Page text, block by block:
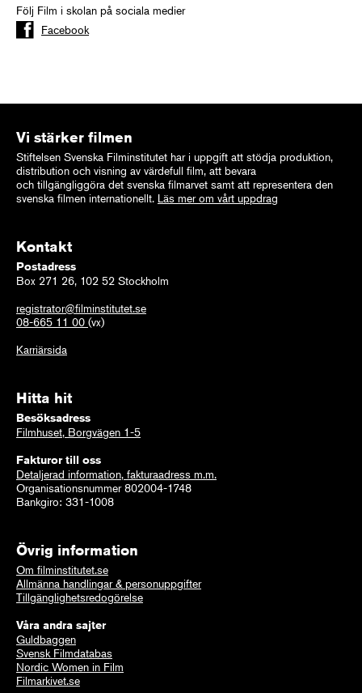
Följ Film i skolan på sociala medier
Facebook
Vi stärker filmen
Stiftelsen Svenska Filminstitutet har i uppgift att stödja produktion,
distribution och visning av värdefull film, att bevara
och tillgängliggöra det svenska filmarvet samt att representera den
svenska filmen internationellt. Läs mer om vårt uppdrag
Kontakt
Postadress
Box 271 26, 102 52 Stockholm
registrator@filminstitutet.se
08-665 11 00 (vx)
Karriärsida
Hitta hit
Besöksadress
Filmhuset, Borgvägen 1-5
Fakturor till oss
Detaljerad information, fakturaadress m.m.
Organisationsnummer 802004-1748
Bankgiro: 331-1008
Övrig information
Om filminstitutet.se
Allmänna handlingar & personuppgifter
Tillgänglighetsredogörelse
Våra andra sajter
Guldbaggen
Svensk Filmdatabas
Nordic Women in Film
Filmarkivet.se